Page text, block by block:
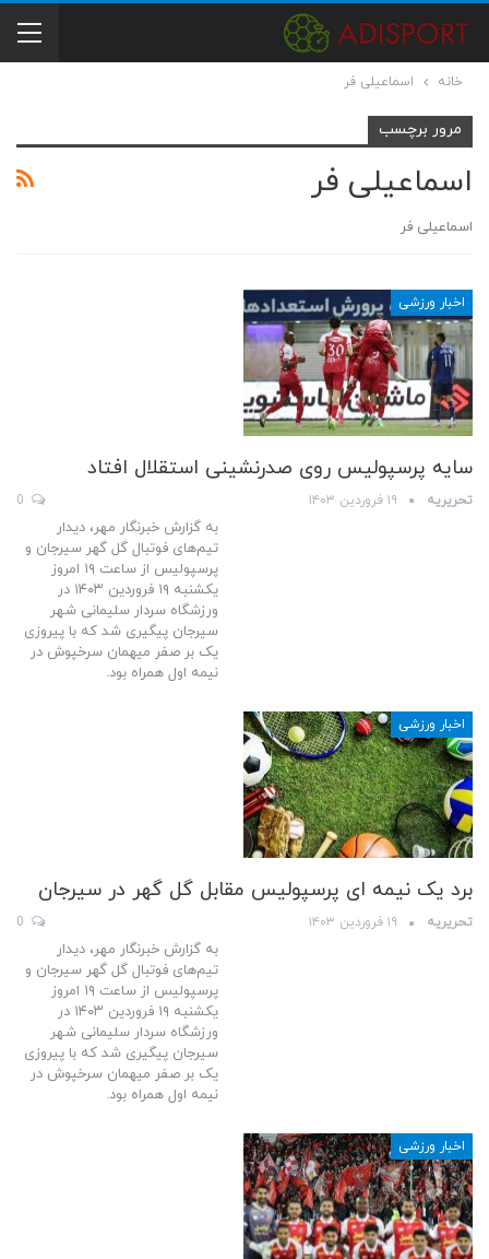
خانه اسماعیلی فر
مرور برچسب
اسماعیلی فر
اسماعیلی فر
اخبار ورزشی
سایه پرسپولیس روی صدرنشینی استقلال افتاد
تحریریه ۱۹ فروردین ۱۴۰۳
به گزارش خبرنگار مهر، دیدار
تیم‌های فوتبال گل گهر سیرجان و
پرسپولیس از ساعت ۱۹ امروز
یکشنبه ۱۹ فروردین ۱۴۰۳ در
ورزشگاه سردار سلیمانی شهر
سیرجان پیگیری شد که با پیروزی
یک بر صفر میهمان سرخپوش در
نیمه اول همراه بود.
اخبار ورزشی
برد یک نیمه ای پرسپولیس مقابل گل گهر در سیرجان
تحریریه ۱۹ فروردین ۱۴۰۳
به گزارش خبرنگار مهر، دیدار
تیم‌های فوتبال گل گهر سیرجان و
پرسپولیس از ساعت ۱۹ امروز
یکشنبه ۱۹ فروردین ۱۴۰۳ در
ورزشگاه سردار سلیمانی شهر
سیرجان پیگیری شد که با پیروزی
یک بر صفر میهمان سرخپوش در
نیمه اول همراه بود.
اخبار ورزشی